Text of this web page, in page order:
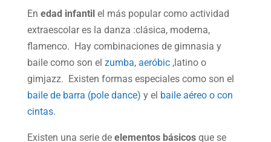
En edad infantil el más popular como actividad
extraescolar es la danza :clásica, moderna,
flamenco. Hay combinaciones de gimnasia y
baile como son el zumba, aeróbic,latino o
gimjazz. Existen formas especiales como son el
baile de barra (pole dance) y el baile aéreo o con
cintas.
Existen una serie de elementos básicosque se